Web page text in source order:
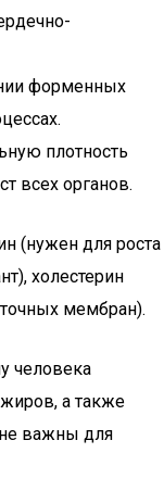
форменных
плотность
всех органов.
(нужен для роста
холестерин
мембран).
человека
а также
важны для